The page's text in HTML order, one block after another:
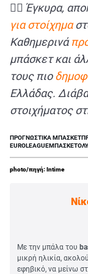
✍🏻 Έγκυρα,
για στοίχημα
Καθημερινά
μπάσκετ και
τους πιο
Ελλάδας.
στοιχήματος
ΠΡΟΓΝΩΣΤΙΚΑ ΜΠΑΣΚΕΤ
EUROLEAGUEΜΠΑΣΚΕΤ
photo/πηγή: Intime
Με την μπάλα του
μικρή ηλικία,
εφηβικό, να μείνω